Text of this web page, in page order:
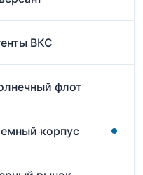
ВКС
флот
корпус